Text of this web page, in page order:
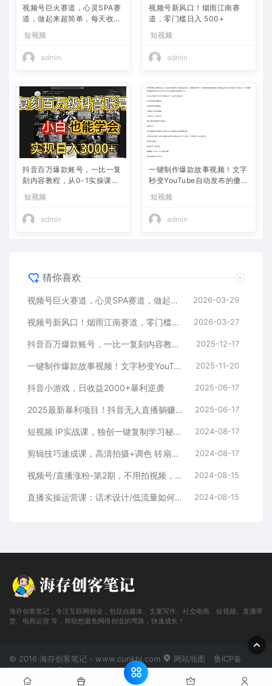
视频号巨火赛道，心灵SPA赛
道，做起来超简单，每天收益
800+
短视频
admin
视频号新风口！烟雨江南赛
道，零门槛日入 500+
短视频
admin
抖音百万爆款账号，一比一复
刻内容教程，从0-1实操课，
入10w+
短视频
admin
一键制作爆款故事视频！文字
秒变YouTube自动发布的傻瓜
短视频
admin
猜你喜欢
视频号巨火赛道，心灵SPA赛道，做起来超简单，每天收益800+ 2026-03-29
视频号新风口！烟雨江南赛道，零门槛日入 500+ 2026-03-27
抖音百万爆款账号，一比一复刻内容教程，从0-1实操课，小白也能学会，复制爆款，月入10w+ 2025-12-17
一键制作爆款故事视频！文字秒变YouTube自动发布的傻瓜式教程 2025-11-20
抖音小游戏，日收益2000+暴利逆袭 2025-06-17
2025最新暴利项目！抖音无人直播躺赚攻略！抖音无人直播3.0玩法！0门槛… 2025-06-17
短视频 IP实战课，独创一键复制学习秘籍，转战新领域，月赚五万轻松行 2024-08-17
剪辑技巧速成课，高清拍摄+调色 转扇子，建筑-抠图精通，新手秒变剪辑专家 2024-08-17
视频号/直播涨粉-第2期，不用拍视频，不用卖货，在直播间做菜，就可以搞钱 2024-08-15
直播实操运营课：话术设计/低流量如何提升/话术框架/全场燃爆/非常干货 2024-08-15
海存创客笔记，专注互联网创业，包括自媒体、文案写作、社交电商、短视频、直播带
货、电商运营 等，帮助您避免网络创业的弯路，快速成长！
© 2016 海存创客笔记 - www.cunkbj.com 网站地图
鲁ICP备
2024108698号-2